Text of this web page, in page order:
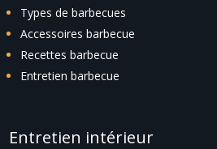
Types de barbecues
Accessoires barbecue
Recettes barbecue
Entretien barbecue
Entretien intérieur